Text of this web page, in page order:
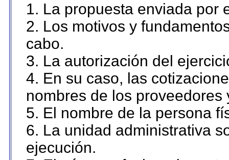
1. La propuesta enviada por
2. Los motivos y
cabo.
3. La autorización del
4. En su caso, las
nombres de los proveedores
5. El nombre de la persona
6. La unidad administrativa
ejecución.